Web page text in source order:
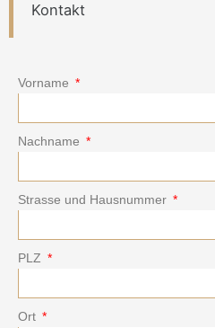
Kontakt
Vorname
Nachname
Strasse und Hausnummer
PLZ
Ort